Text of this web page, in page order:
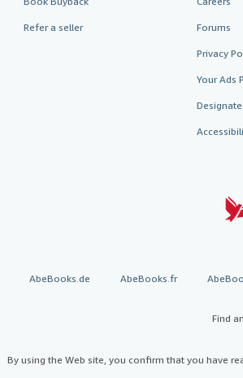
Refer a seller Forums
Privacy
Your Ads
AbeBooks.de AbeBooks.fr
Find
By using the Web site, you confirm that you have